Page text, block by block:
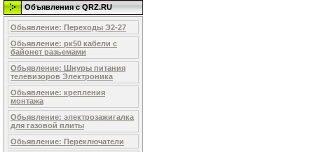
Объявления c QRZ.RU
Обьявление: Переходы Э2-27
Обьявление: рк50 кабели с
байонет разьемами
Обьявление: Шнуры питания
телевизоров Электроника
Обьявление: крепления
монтажа
Обьявление: электрозажигалка
для газовой плиты
Обьявление: Переключатели